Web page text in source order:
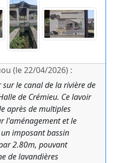
(le 22/04/2026) :
le canal de la rivière de
de Crémieu. Ce lavoir
après de multiples
l'aménagement et le
imposant bassin
2.80m, pouvant
de lavandières